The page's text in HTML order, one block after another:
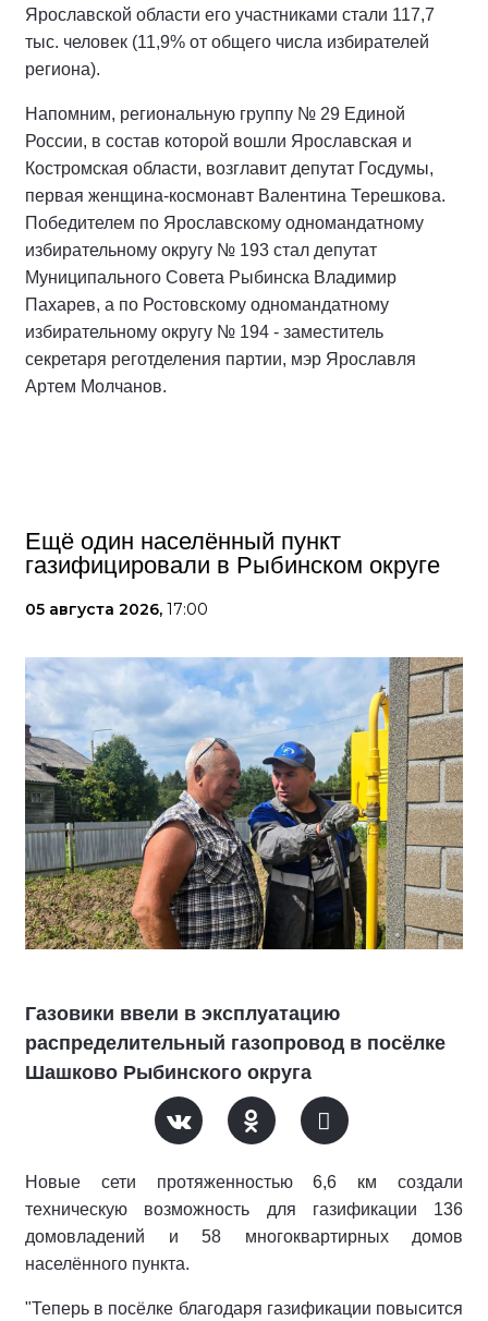
Ярославской области его участниками стали 117,7
тыс. человек (11,9% от общего числа избирателей
региона).
Напомним, региональную группу № 29 Единой
России, в состав которой вошли Ярославская и
Костромская области, возглавит депутат Госдумы,
первая женщина-космонавт Валентина Терешкова.
Победителем по Ярославскому одномандатному
избирательному округу № 193 стал депутат
Муниципального Совета Рыбинска Владимир
Пахарев, а по Ростовскому одномандатному
избирательному округу № 194 - заместитель
секретаря реготделения партии, мэр Ярославля
Артем Молчанов.
Ещё один населённый пункт
газифицировали в Рыбинском округе
05 августа 2026, 17:00
Газовики ввели в эксплуатацию
распределительный газопровод в посёлке
Шашково Рыбинского округа
Новые сети протяженностью 6,6 км создали
техническую возможность для газификации 136
домовладений и 58 многоквартирных домов
населённого пункта.
"Теперь в посёлке благодаря газификации повысится